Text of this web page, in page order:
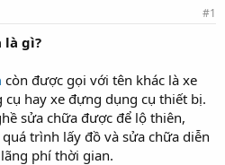
#1
là gì?
còn được gọi với tên khác là xe
hay xe đựng dụng cụ thiết bị.
sửa chữa được để lộ thiên,
trình lấy đồ và sửa chữa diễn
phí thời gian.